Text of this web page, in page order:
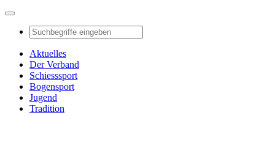
Aktuelles
Der Verband
Schiesssport
Bogensport
Jugend
Tradition